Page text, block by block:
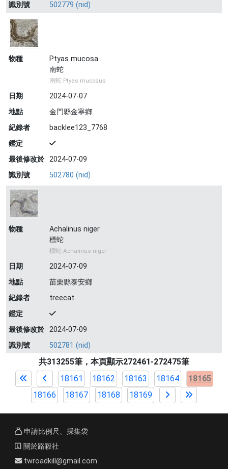
識別號
502779 (nid)
物種
Ptyas mucosa
南蛇
南蛇 Ptyas mucosus
日期
2024-07-07
地點
金門縣金寧鄉
紀錄者
backlee123_7768
鑑定
最後修改於 2024-07-09
識別號
502780 (nid)
物種
Achalinus niger
標蛇
標蛇 Achalinus niger
日期
2024-07-09
地點
苗栗縣泰安鄉
紀錄者
treecat
鑑定
最後修改於 2024-07-09
識別號
502781 (nid)
共313255筆，本頁顯示272461-272475筆
18161
18162 18163 18164
18165
18166
18167 18168 18169
申請比例尺、採集袋
關於路殺社
twroadkill@gmail.com